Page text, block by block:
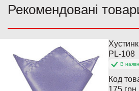
Рекомендовані
PL-108
В
Код
175 грн